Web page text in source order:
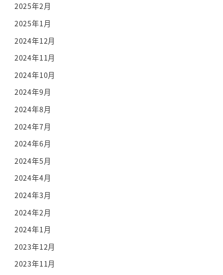
2025年2月
2025年1月
2024年12月
2024年11月
2024年10月
2024年9月
2024年8月
2024年7月
2024年6月
2024年5月
2024年4月
2024年3月
2024年2月
2024年1月
2023年12月
2023年11月